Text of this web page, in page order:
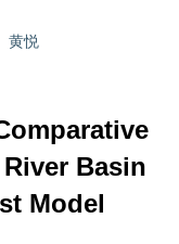
黄悦
Basin
Model